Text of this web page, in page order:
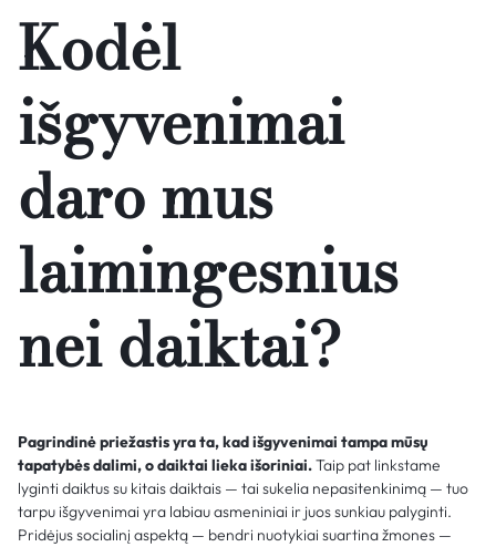
Kodėl
išgyvenimai
daro mus
laimingesnius
nei daiktai?
Pagrindinė priežastis yra ta, kad išgyvenimai tampa mūsų
tapatybės dalimi, o daiktai lieka išoriniai.Taip pat linkstame
lyginti daiktus su kitais daiktais — tai sukelia nepasitenkinimą — tuo
tarpu išgyvenimai yra labiau asmeniniai ir juos sunkiau palyginti.
Pridėjus socialinį aspektą — bendri nuotykiai suartina žmones —